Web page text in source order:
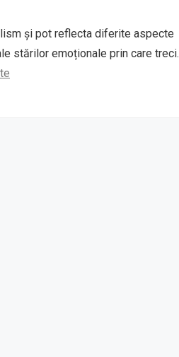
și pot reflecta diferite aspecte
stărilor emoționale prin care treci.